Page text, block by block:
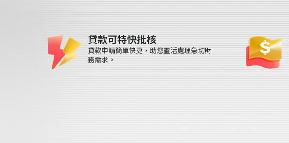
貸款可特快批核
貸款申請簡單快捷，助您靈活處理急切財
務需求。